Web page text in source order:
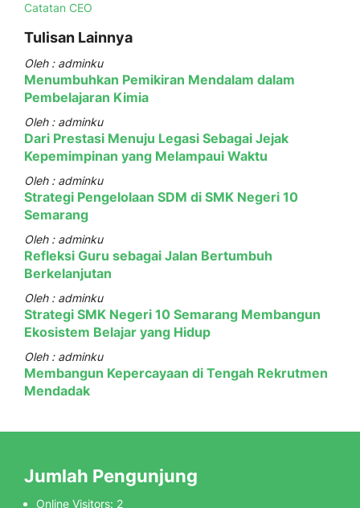
Catatan CEO
Tulisan Lainnya
Oleh : adminku
Menumbuhkan Pemikiran Mendalam dalam
Pembelajaran Kimia
Oleh : adminku
Dari Prestasi Menuju Legasi Sebagai Jejak
Kepemimpinan yang Melampaui Waktu
Oleh : adminku
Strategi Pengelolaan SDM di SMK Negeri 10
Semarang
Oleh : adminku
Refleksi Guru sebagai Jalan Bertumbuh
Berkelanjutan
Oleh : adminku
Strategi SMK Negeri 10 Semarang Membangun
Ekosistem Belajar yang Hidup
Oleh : adminku
Membangun Kepercayaan di Tengah Rekrutmen
Mendadak
Jumlah Pengunjung
Online Visitors: 2